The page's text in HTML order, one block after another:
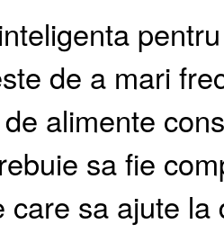
de a mari
alimente
sa fie
care sa ajute